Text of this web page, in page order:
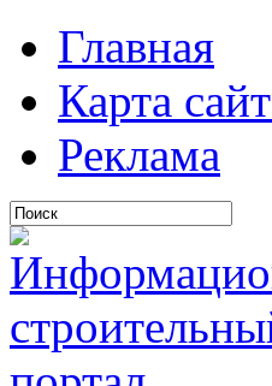
Главная
Карта
Реклама